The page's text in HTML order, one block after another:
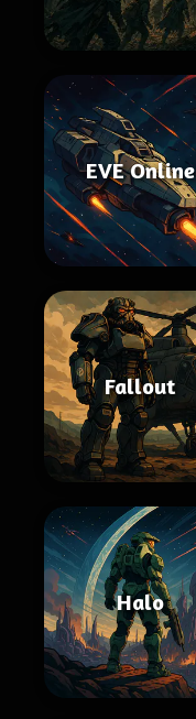
EVE Online
Fallout
Halo